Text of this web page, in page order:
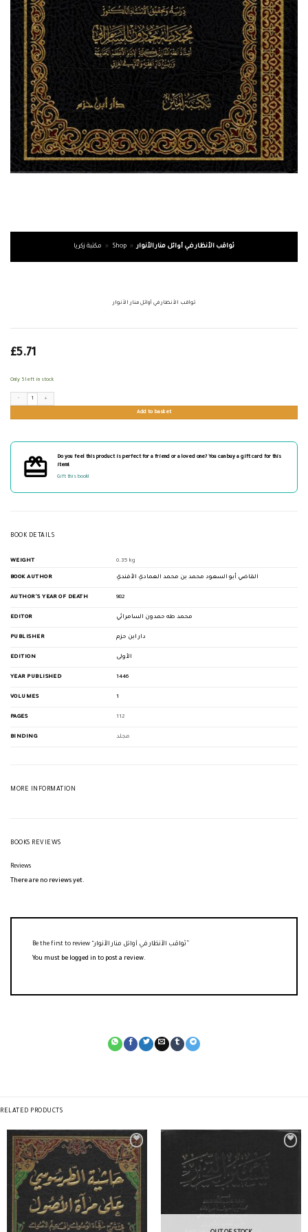
مكتبة زكريا » Shop » ثواقب الأنظار في أوائل منار الأنوار
ثواقب الأنظار في أوائل منار الأنوار
£5.71
Only 5 left in stock
Add to basket
Do you feel this product is perfect for a friend or a loved one? You can buy a gift card for this
item!
Gift this book!
BOOK DETAILS
WEIGHT 0.35 kg
BOOK AUTHOR القاضي أبو السعود محمد بن محمد العمادي الأفندي
AUTHOR'S YEAR OF DEATH 982
EDITOR محمد طه حمدون السامرائي
PUBLISHER دار ابن حزم
EDITION الأولى
YEAR PUBLISHED 1446
VOLUMES 1
PAGES 112
BINDING مجلد
MORE INFORMATION
BOOKS REVIEWS
Reviews
There are no reviews yet.
You must be logged in to post a review.
RELATED PRODUCTS